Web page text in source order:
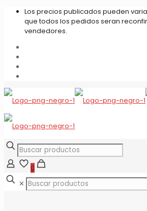
Los precios publicados pueden
que todos los pedidos seran
vendedores.
0
✕